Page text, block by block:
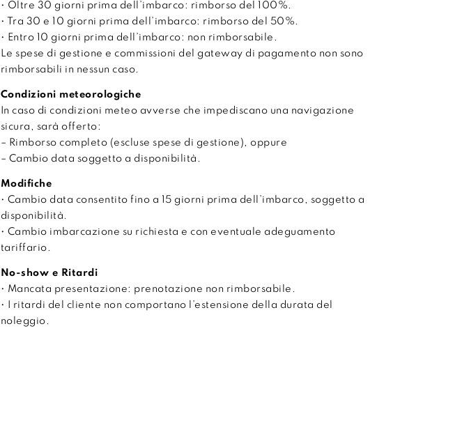
• Oltre 30 giorni prima dell’imbarco: rimborso del 100%.
• Tra 30 e 10 giorni prima dell’imbarco: rimborso del 50%.
• Entro 10 giorni prima dell’imbarco: non rimborsabile.
Le spese di gestione e commissioni del gateway di pagamento non sono
rimborsabili in nessun caso.
Condizioni meteorologiche
In caso di condizioni meteo avverse che impediscano una navigazione
sicura, sarà offerto:
– Rimborso completo (escluse spese di gestione), oppure
– Cambio data soggetto a disponibilità.
Modifiche
• Cambio data consentito fino a 15 giorni prima dell’imbarco, soggetto a
disponibilità.
• Cambio imbarcazione su richiesta e con eventuale adeguamento
tariffario.
No-show e Ritardi
• Mancata presentazione: prenotazione non rimborsabile.
• I ritardi del cliente non comportano l’estensione della durata del
noleggio.